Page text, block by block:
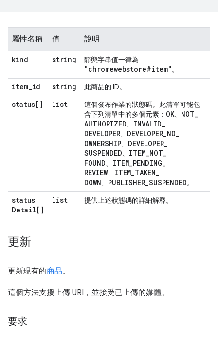
屬性名稱 值 說明
kind string 靜態字串值一律為
"chromewebstore#item"。
item_id string 此商品的 ID。
status[] list
這個發布作業的狀態碼。此清單可能包
含下列清單中的多個元素： OK、 NOT_
AUTHORIZED、 INVALID_
DEVELOPER、 DEVELOPER_NO_
OWNERSHIP、 DEVELOPER_
SUSPENDED、 ITEM_NOT_
FOUND、 ITEM_PENDING_
REVIEW、 ITEM_TAKEN_
DOWN、 PUBLISHER_SUSPENDED。
status
Detail[]
list 提供上述狀態碼的詳細解釋。
更新
更新現有的商品。
這個方法支援上傳 URI，並接受已上傳的媒體。
要求